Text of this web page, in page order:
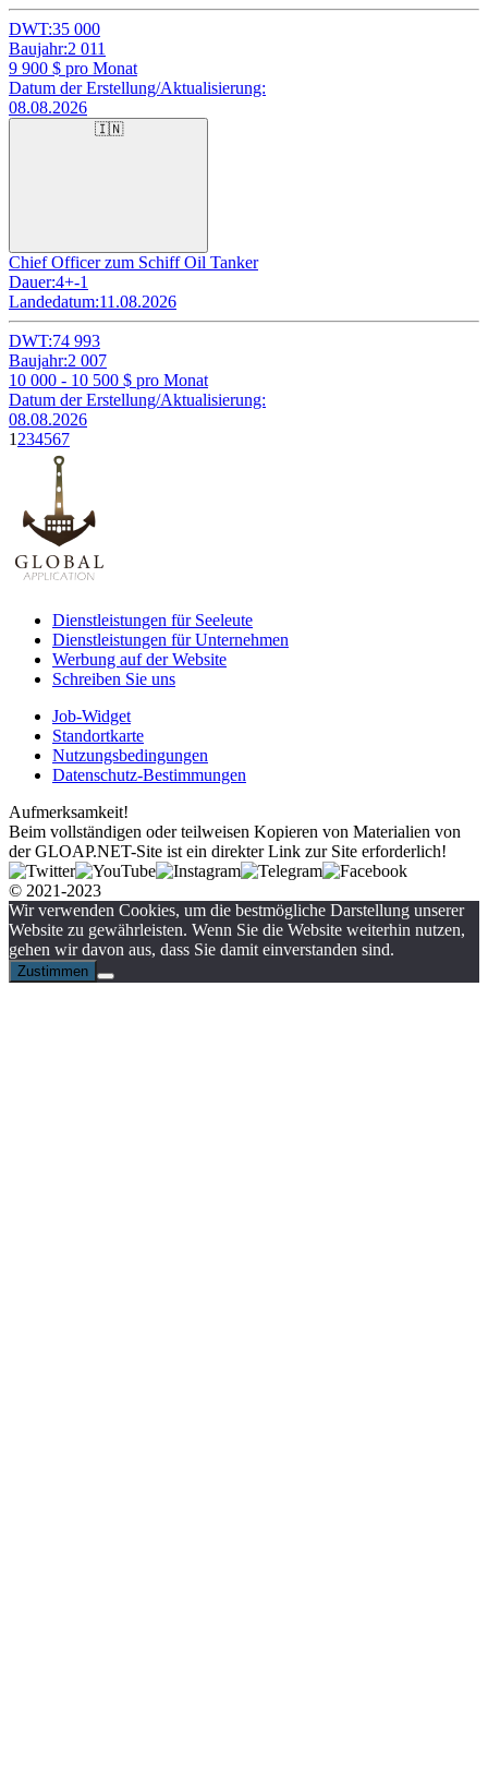
DWT:35 000
Baujahr:2 011
9 900 $ pro Monat
Datum der Erstellung/Aktualisierung:
08.08.2026
🇮🇳
Chief Officer zum Schiff Oil Tanker
Dauer:4+-1
Landedatum:11.08.2026
DWT:74 993
Baujahr:2 007
10 000 - 10 500 $ pro Monat
Datum der Erstellung/Aktualisierung:
08.08.2026
1 234567
Dienstleistungen für Seeleute
Dienstleistungen für Unternehmen
Werbung auf der Website
Schreiben Sie uns
Job-Widget
Standortkarte
Nutzungsbedingungen
Datenschutz-Bestimmungen
Aufmerksamkeit!
Beim vollständigen oder teilweisen Kopieren von Materialien von
der GLOAP.NET-Site ist ein direkter Link zur Site erforderlich!
© 2021-2023
Wir verwenden Cookies, um die bestmögliche Darstellung unserer
Website zu gewährleisten. Wenn Sie die Website weiterhin nutzen,
gehen wir davon aus, dass Sie damit einverstanden sind.
Zustimmen